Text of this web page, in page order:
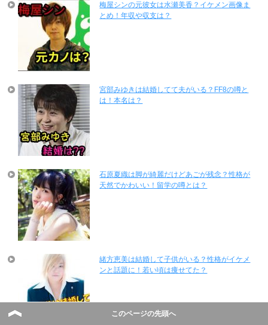
梅屋シンの元彼女は水瀬美香？イケメン画像ま
とめ！年収や収支は？
宮部みゆきは結婚してて夫がいる？FF8の噂と
は！本名は？
石原夏織は脚が綺麗だけどあごが残念？性格が
天然でかわいい！留学の噂とは？
緒方恵美は結婚して子供がいる？性格がイケメ
ンと話題に！若い頃は痩せてた？
このページの先頭へ